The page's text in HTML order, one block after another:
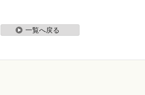
一覧へ戻る